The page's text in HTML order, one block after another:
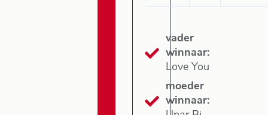
vader
winnaar:
Love You
moeder
winnaar: